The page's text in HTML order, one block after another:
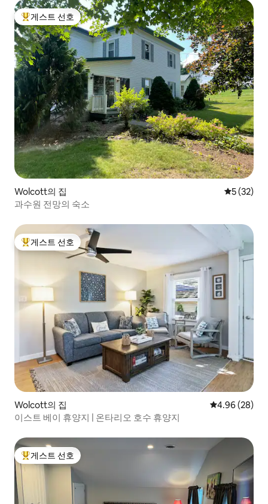
상위 게스트 선호
게스트 선호
Wolcott의 집 평점 5점
5 (32)
과수원 전망의 숙소
상위 게스트 선호
게스트 선호
Wolcott의 집 평점 4.96점(5
4.96 (28)
이스트 베이 휴양지 | 온타리오 호수 휴양지
상위 게스트 선호
게스트 선호